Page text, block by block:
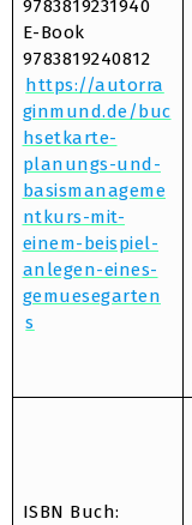
9783819231940
E-Book
9783819240812
https://autorra
ginmund.de/buc
hsetkarte-
planungs-und-
basismanageme
ntkurs-mit-
einem-beispiel-
anlegen-eines-
gemuesegarten
s
ISBN Buch: